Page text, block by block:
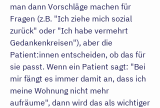
man dann Vorschläge machen für
Fragen (z.B. "Ich ziehe mich sozial
zurück" oder "Ich habe vermehrt
Gedankenkreisen"), aber die
Patient:innen entscheiden, ob das für
sie passt. Wenn ein Patient sagt: "Bei
mir fängt es immer damit an, dass ich
meine Wohnung nicht mehr
aufräume", dann wird das als wichtiger